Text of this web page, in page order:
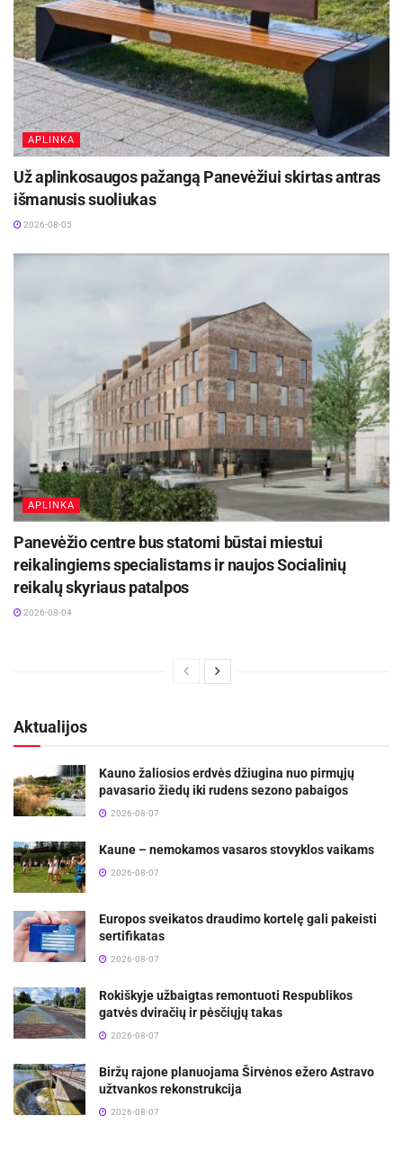
APLINKA
Už aplinkosaugos pažangą Panevėžiui skirtas antras
išmanusis suoliukas
2026-08-05
APLINKA
Panevėžio centre bus statomi būstai miestui
reikalingiems specialistams ir naujos Socialinių
reikalų skyriaus patalpos
2026-08-04
Aktualijos
Kauno žaliosios erdvės džiugina nuo pirmųjų
pavasario žiedų iki rudens sezono pabaigos
2026-08-07
Kaune – nemokamos vasaros stovyklos vaikams
2026-08-07
Europos sveikatos draudimo kortelę gali pakeisti
sertifikatas
2026-08-07
Rokiškyje užbaigtas remontuoti Respublikos
gatvės dviračių ir pėsčiųjų takas
2026-08-07
Biržų rajone planuojama Širvėnos ežero Astravo
užtvankos rekonstrukcija
2026-08-07